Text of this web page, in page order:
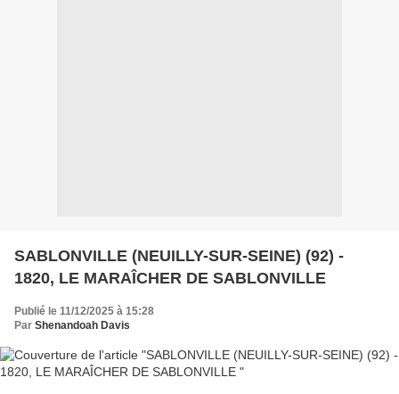
SABLONVILLE (NEUILLY-SUR-SEINE) (92) -
1820, LE MARAÎCHER DE SABLONVILLE
Publié le 11/12/2025 à 15:28
Par Shenandoah Davis